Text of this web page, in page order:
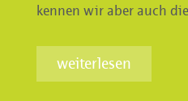
kennen wir aber auch
weiterlesen